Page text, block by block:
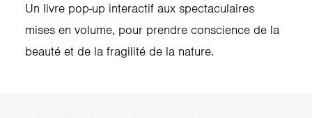
Un livre pop-up interactif aux spectaculaires
mises en volume, pour prendre conscience de la
beauté et de la fragilité de la nature.